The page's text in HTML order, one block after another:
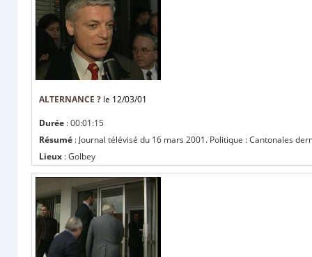
ALTERNANCE ? le 12/03/01
Durée : 00:01:15
Résumé : Journal télévisé du 16 mars 2001. Politique : Cantonales
Lieux : Golbey